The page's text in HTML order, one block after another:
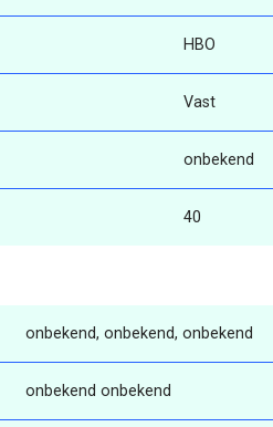
HBO
Vast
onbekend
40
onbekend, onbekend, onbekend
onbekend onbekend